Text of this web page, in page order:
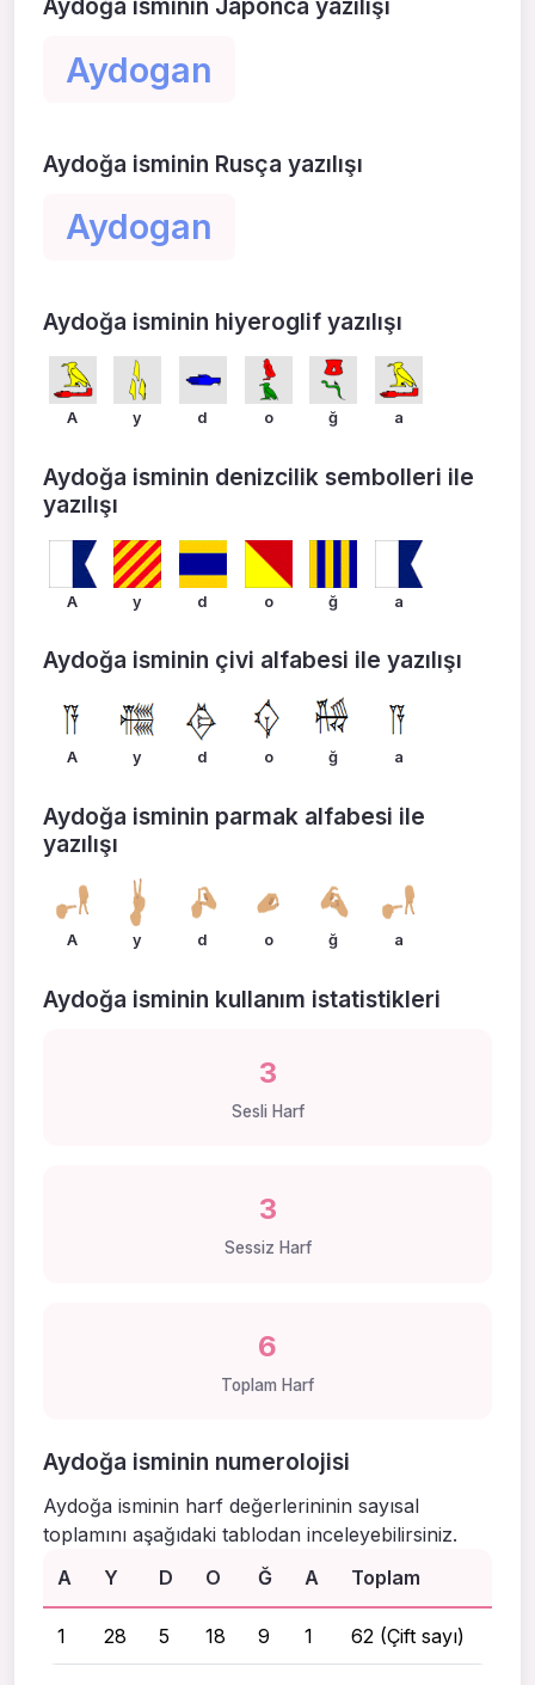
Aydoğa isminin Japonca yazılışı
Aydogan
Aydoğa isminin Rusça yazılışı
Aydogan
Aydoğa isminin hiyeroglif yazılışı
A y d o ğ a
Aydoğa isminin denizcilik sembolleri ile
yazılışı
A y d o ğ a
Aydoğa isminin çivi alfabesi ile yazılışı
A y d o ğ a
Aydoğa isminin parmak alfabesi ile
yazılışı
A y d o ğ a
Aydoğa isminin kullanım istatistikleri
3
Sesli Harf
3
Sessiz Harf
6
Toplam Harf
Aydoğa isminin numerolojisi
Aydoğa isminin harf değerlerininin sayısal
toplamını aşağıdaki tablodan inceleyebilirsiniz.
A
Y D O Ğ A Toplam
1 28 5 18 9 1 62 (Çift sayı)